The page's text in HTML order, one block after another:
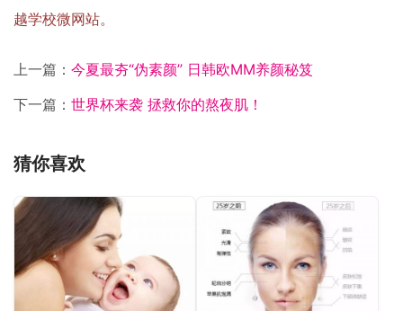
越学校微网站。
上一篇： 今夏最夯“伪素颜” 日韩欧MM养颜秘笈
下一篇： 世界杯来袭 拯救你的熬夜肌！
猜你喜欢